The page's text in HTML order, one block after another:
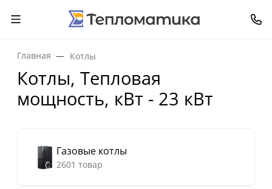
Главная Котлы
Котлы, Тепловая
мощность, кВт - 23 кВт
Газовые котлы
2601 товар